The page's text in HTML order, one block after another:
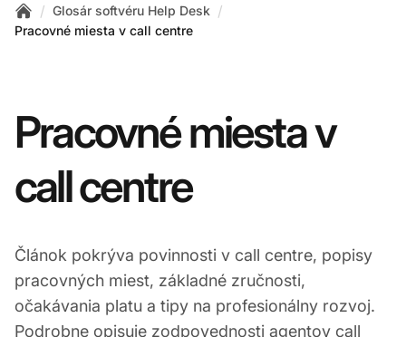
Home
/ Glosár softvéru Help Desk /
Pracovné miesta v call centre
Pracovné miesta v
call centre
Článok pokrýva povinnosti v call centre, popisy
pracovných miest, základné zručnosti,
očakávania platu a tipy na profesionálny rozvoj.
Podrobne opisuje zodpovednosti agentov call